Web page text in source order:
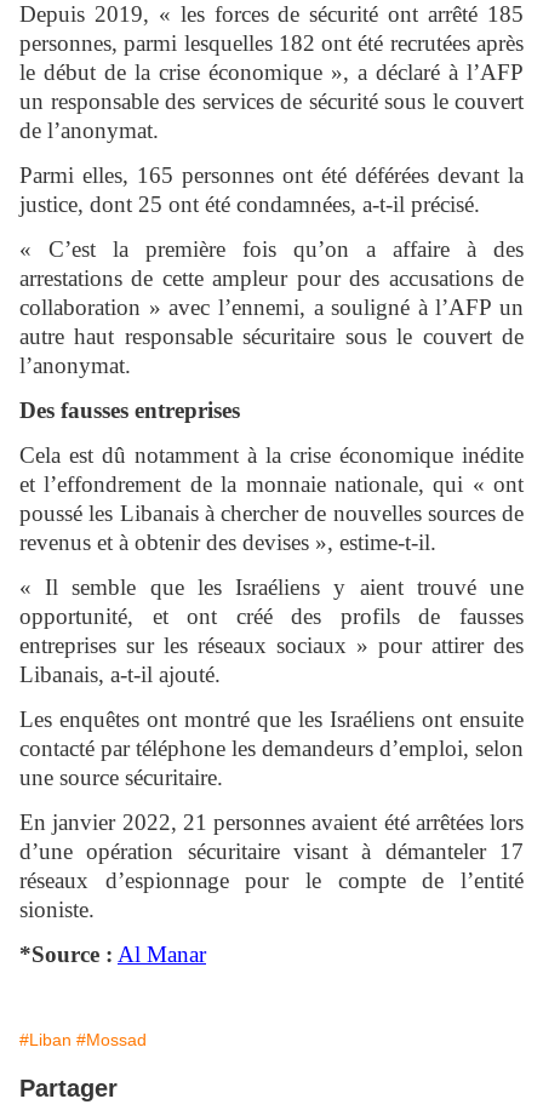
Depuis 2019, « les forces de sécurité ont arrêté 185
personnes, parmi lesquelles 182 ont été recrutées après
le début de la crise économique », a déclaré à l’AFP
un responsable des services de sécurité sous le couvert
de l’anonymat.
Parmi elles, 165 personnes ont été déférées devant la
justice, dont 25 ont été condamnées, a-t-il précisé.
« C’est la première fois qu’on a affaire à des
arrestations de cette ampleur pour des accusations de
collaboration » avec l’ennemi, a souligné à l’AFP un
autre haut responsable sécuritaire sous le couvert de
l’anonymat.
Des fausses entreprises
Cela est dû notamment à la crise économique inédite
et l’effondrement de la monnaie nationale, qui « ont
poussé les Libanais à chercher de nouvelles sources de
revenus et à obtenir des devises », estime-t-il.
« Il semble que les Israéliens y aient trouvé une
opportunité, et ont créé des profils de fausses
entreprises sur les réseaux sociaux » pour attirer des
Libanais, a-t-il ajouté.
Les enquêtes ont montré que les Israéliens ont ensuite
contacté par téléphone les demandeurs d’emploi, selon
une source sécuritaire.
En janvier 2022, 21 personnes avaient été arrêtées lors
d’une opération sécuritaire visant à démanteler 17
réseaux d’espionnage pour le compte de l’entité
sioniste.
*Source : Al Manar
#Liban #Mossad
Partager